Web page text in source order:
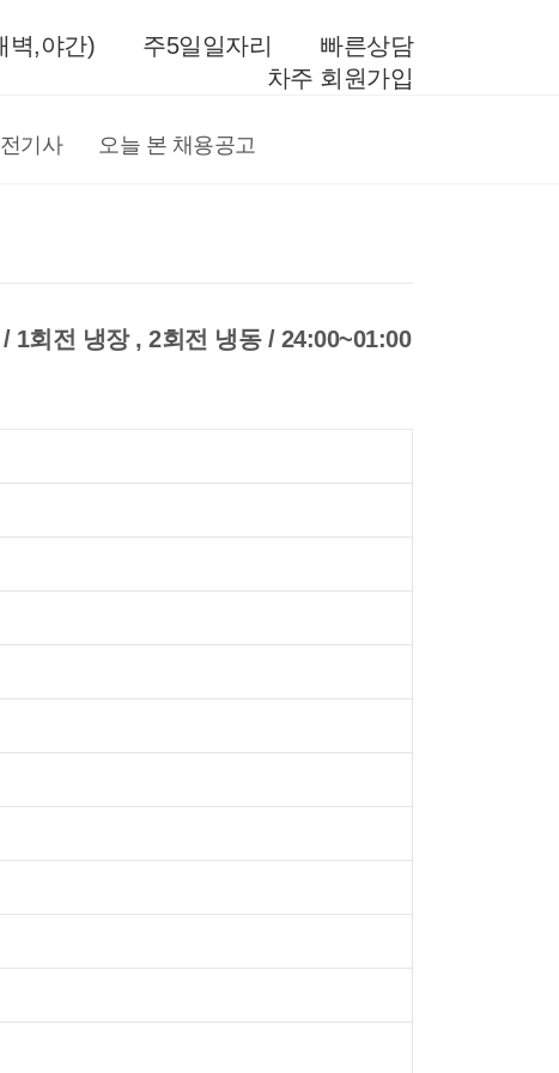
빠른상담
주5일일자리
벽,야간)
차주 회원가입
기사 오늘 본 채용공고
1회전 냉장 , 2회전 냉동 / 24:00~01:00